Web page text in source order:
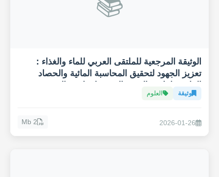
الوثيقة المرجعية للملتقى العربي للماء والغذاء :
تعزيز الجهود لتحقيق المحاسبة المائية والحصاد
المناخي
وثيقة العلوم
2026-01-26
2 Mb